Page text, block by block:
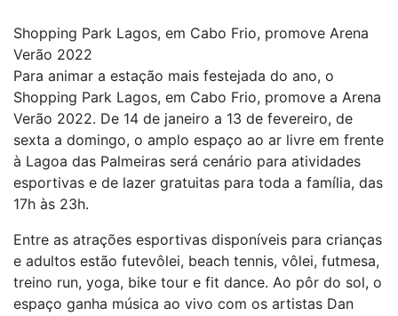
Shopping Park Lagos, em Cabo Frio, promove Arena
Verão 2022
Para animar a estação mais festejada do ano, o
Shopping Park Lagos, em Cabo Frio, promove a Arena
Verão 2022. De 14 de janeiro a 13 de fevereiro, de
sexta a domingo, o amplo espaço ao ar livre em frente
à Lagoa das Palmeiras será cenário para atividades
esportivas e de lazer gratuitas para toda a família, das
17h às 23h.
Entre as atrações esportivas disponíveis para crianças
e adultos estão futevôlei, beach tennis, vôlei, futmesa,
treino run, yoga, bike tour e fit dance. Ao pôr do sol, o
espaço ganha música ao vivo com os artistas Dan